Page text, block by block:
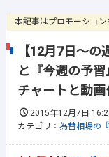
本記事はプロモーショ
【12月7日～の
と『今週の予
チャートと動画
2015年12月7日
カテゴリ： 為替相場の